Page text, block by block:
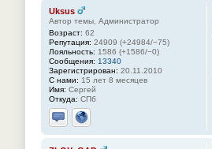
Uksus
Автор темы, Администратор
Возраст: 62
Репутация: 24909 (+24984/−75)
Лояльность: 1586 (+1586/−0)
Сообщения: 13340
Зарегистрирован: 20.11.2010
С нами: 15 лет 8 месяцев
Имя: Сергей
Откуда: СПб
Отправить личное сообщение
Сайт